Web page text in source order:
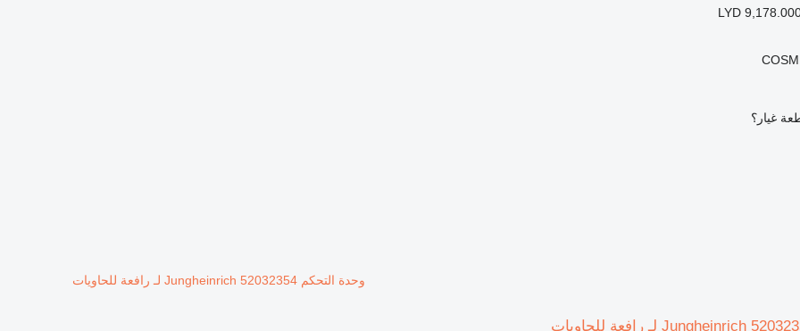
LYD
غيار؟
وحدة التحكم Jungheinrich 52032354 لـ رافعة للحاويات